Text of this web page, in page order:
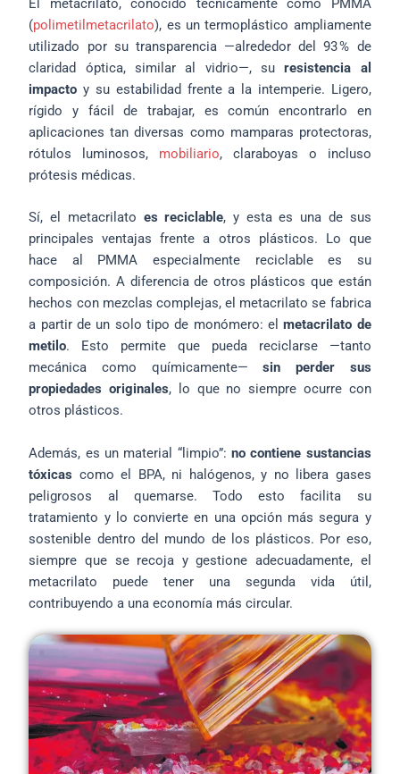
El metacrilato, conocido técnicamente como PMMA
(polimetilmetacrilato), es un termoplástico ampliamente
utilizado por su transparencia —alrededor del 93 % de
claridad óptica, similar al vidrio—, suresistencia al
impacto y su estabilidad frente a la intemperie. Ligero,
rígido y fácil de trabajar, es común encontrarlo en
aplicaciones tan diversas como mamparas protectoras,
rótulos luminosos, mobiliario, claraboyas o incluso
prótesis médicas.
Sí, el metacrilato es reciclable, y esta es una de sus
principales ventajas frente a otros plásticos. Lo que
hace al PMMA especialmente reciclable es su
composición. A diferencia de otros plásticos que están
hechos con mezclas complejas, el metacrilato se fabrica
a partir de un solo tipo de monómero: elmetacrilato de
metilo. Esto permite que pueda reciclarse —tanto
mecánica como químicamente—sin perder sus
propiedades originales, lo que no siempre ocurre con
otros plásticos.
Además, es un material “limpio”: no contiene sustancias
tóxicas como el BPA, ni halógenos, y no libera gases
peligrosos al quemarse. Todo esto facilita su
tratamiento y lo convierte en una opción más segura y
sostenible dentro del mundo de los plásticos. Por eso,
siempre que se recoja y gestione adecuadamente, el
metacrilato puede tener una segunda vida útil,
contribuyendo a una economía más circular.